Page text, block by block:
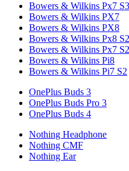
Bowers & Wilkins Px7 S3
Bowers & Wilkins PX7
Bowers & Wilkins PX8
Bowers & Wilkins Px8 S2
Bowers & Wilkins Px7
Bowers & Wilkins Pi8
Bowers & Wilkins Pi7 S2
OnePlus Buds 3
OnePlus Buds Pro 3
OnePlus Buds 4
Nothing Headphone
Nothing CMF
Nothing Ear